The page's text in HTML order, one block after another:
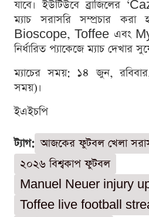
যাবে। ইউটিউবে ব্রাজিলের
ম্যাচ সরাসরি সম্প্রচার করা
Bioscope, Toffee এবং My
নির্ধারিত প্যাকেজে ম্যাচ দেখার
ম্যাচের সময়: ১৪ জুন,
সময়)।
ইএইচপি
ট্যাগ: আজকের ফুটবল খেলা
২০২৬ বিশ্বকাপ ফুটবল
Manuel Neuer injury
Toffee live football